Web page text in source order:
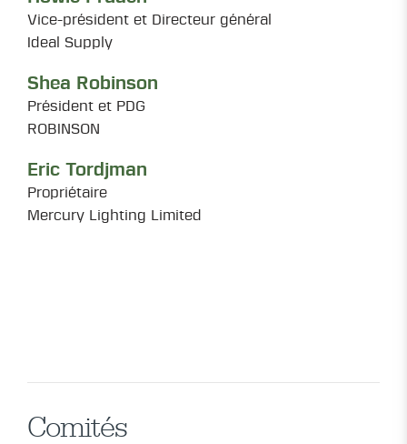
Vice-président et Directeur général
Ideal Supply
Shea Robinson
Président et PDG
ROBINSON
Eric Tordjman
Propriétaire
Mercury Lighting Limited
Comités